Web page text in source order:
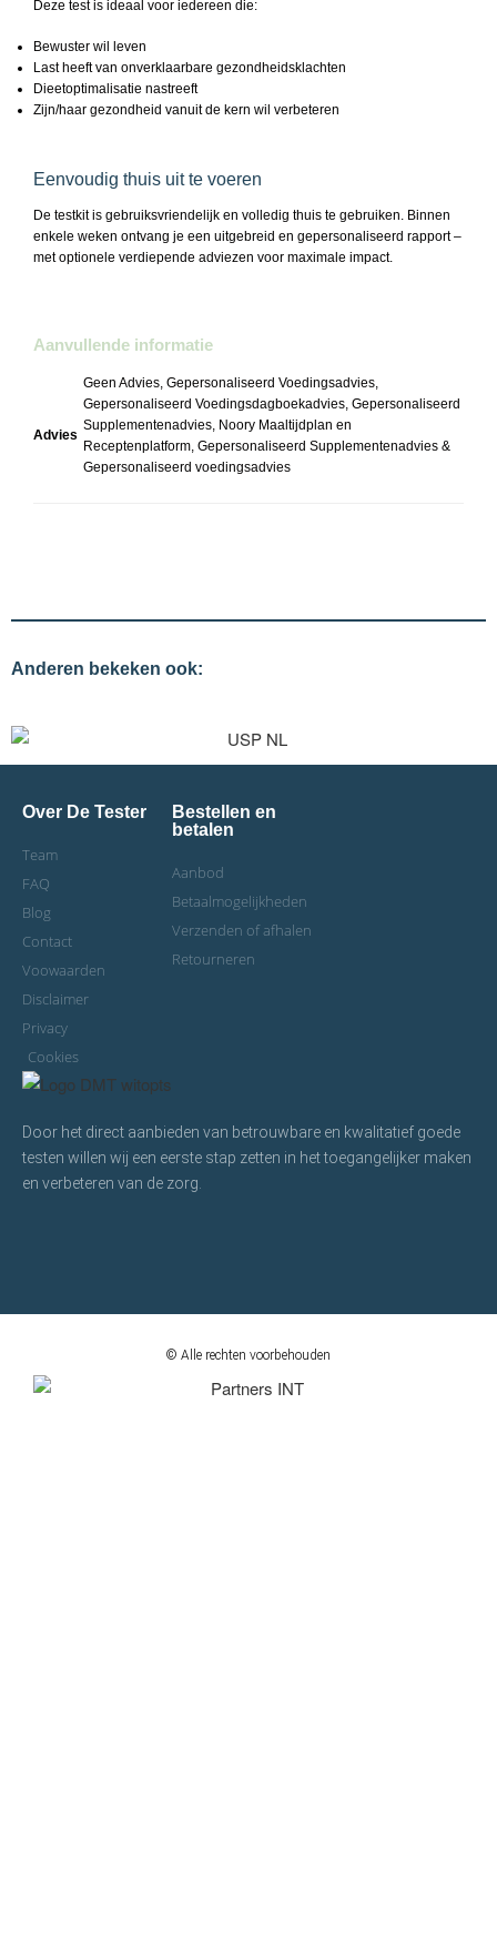
Deze test is ideaal voor iedereen die:
Bewuster wil leven
Last heeft van onverklaarbare gezondheidsklachten
Dieetoptimalisatie nastreeft
Zijn/haar gezondheid vanuit de kern wil verbeteren
Eenvoudig thuis uit te voeren
De testkit is gebruiksvriendelijk en volledig thuis te gebruiken. Binnen
enkele weken ontvang je een uitgebreid en gepersonaliseerd rapport –
met optionele verdiepende adviezen voor maximale impact.
Aanvullende informatie
Advies
Geen Advies, Gepersonaliseerd Voedingsadvies,
Gepersonaliseerd Voedingsdagboekadvies, Gepersonaliseerd
Supplementenadvies, Noory Maaltijdplan en
Receptenplatform, Gepersonaliseerd Supplementenadvies &
Gepersonaliseerd voedingsadvies
Anderen bekeken ook:
Over De Tester
Team
FAQ
Blog
Contact
Voowaarden
Disclaimer
Privacy
Cookies
Bestellen en
betalen
Aanbod
Betaalmogelijkheden
Verzenden of afhalen
Retourneren
Door het direct aanbieden van betrouwbare en kwalitatief goede
testen willen wij een eerste stap zetten in het toegangelijker maken
en verbeteren van de zorg.
© Alle rechten voorbehouden